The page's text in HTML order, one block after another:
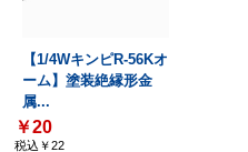
【1/4WキンピR-56Kオ
ーム】塗装絶縁形金
属...
￥20
税込￥22